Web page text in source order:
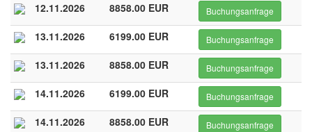
12.11.2026 8858.00 EUR Buchungsanfrage
13.11.2026 6199.00 EUR Buchungsanfrage
13.11.2026 8858.00 EUR Buchungsanfrage
14.11.2026 6199.00 EUR Buchungsanfrage
14.11.2026 8858.00 EUR Buchungsanfrage